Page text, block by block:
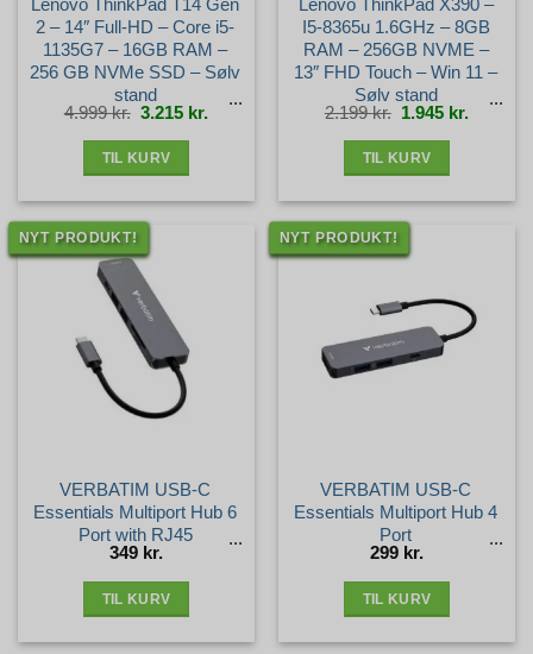
2 – 14″ Full-HD – Core i5-
1135G7 – 16GB RAM –
256 GB NVMe SSD – Sølv
stand
4.999kr. Den
oprindelige
pris
3.215 kr. Den
aktuelle
pris
TIL KURV
I5-8365u 1.6GHz – 8GB
RAM – 256GB NVME –
13″ FHD Touch – Win 11 –
Sølv stand
2.199kr. Den
oprindelige
pris
1.945 kr. Den
aktuelle
pris
TIL KURV
NYT PRODUKT!
VERBATIM USB-C
Essentials Multiport Hub 6
Port with RJ45
349 kr.
TIL KURV
NYT PRODUKT!
VERBATIM USB-C
Essentials Multiport Hub 4
Port
299 kr.
TIL KURV